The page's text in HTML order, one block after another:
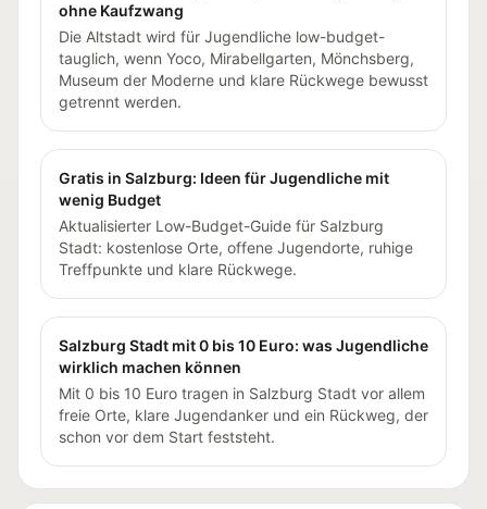
ohne Kaufzwang
Die Altstadt wird für Jugendliche low-budget-
tauglich, wenn Yoco, Mirabellgarten, Mönchsberg,
Museum der Moderne und klare Rückwege bewusst
getrennt werden.
Gratis in Salzburg: Ideen für Jugendliche mit
wenig Budget
Aktualisierter Low-Budget-Guide für Salzburg
Stadt: kostenlose Orte, offene Jugendorte, ruhige
Treffpunkte und klare Rückwege.
Salzburg Stadt mit 0 bis 10 Euro: was Jugendliche
wirklich machen können
Mit 0 bis 10 Euro tragen in Salzburg Stadt vor allem
freie Orte, klare Jugendanker und ein Rückweg, der
schon vor dem Start feststeht.